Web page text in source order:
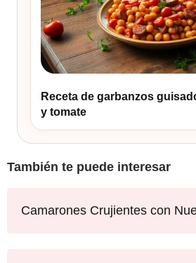
Receta de garbanzos
y tomate
También te puede interesar
Camarones Crujientes con